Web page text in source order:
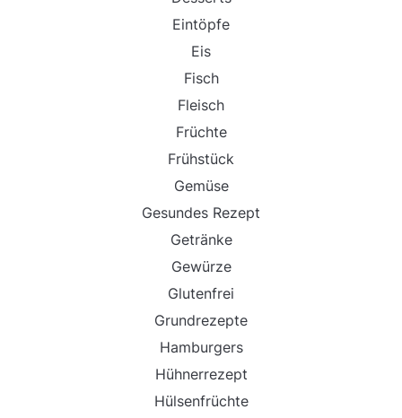
Eintöpfe
Eis
Fisch
Fleisch
Früchte
Frühstück
Gemüse
Gesundes Rezept
Getränke
Gewürze
Glutenfrei
Grundrezepte
Hamburgers
Hühnerrezept
Hülsenfrüchte